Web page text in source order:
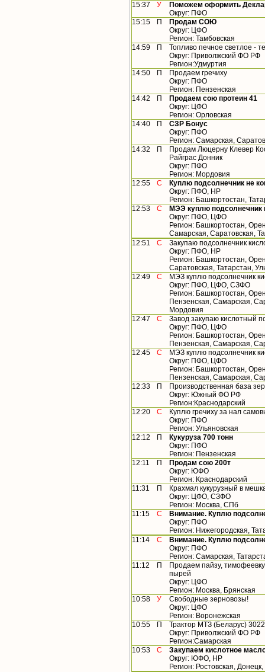
15:37
У
Поможем оформить
Округ: ПФО
15:15
П
Продам СОЮ
Округ: ЦФО
Регион: Тамбовская
14:59
П Топливо печное светлое -
Округ: Приволжский ФО РФ
Регион:Удмуртия
14:50
П
Продаем гречиху
Округ: ПФО
Регион: Пензенская
14:42
П
Продаем сою протеин 41
Округ: ЦФО
Регион: Орловская
14:40
П СЗР Бонус
Округ: ПФО
Регион: Самарская,
14:32
П
Продам Люцерну Клевер
Райграс Донник
Округ: ПФО
Регион: Мордовия
12:55
С
Куплю подсолнечник не
Округ: ПФО, НР
Регион: Башкортостан,
12:53
С
МЭЭ куплю подсолнечник
Округ: ПФО, ЦФО
Регион: Башкортостан,
Самарская, Саратовская,
12:51
С
Закупаю подсолнечник
Округ: ПФО, НР
Регион: Башкортостан,
Саратовская, Татарстан,
12:49
С
МЭЗ куплю подсолнечник
Округ: ПФО, ЦФО, СЗФО
Регион: Башкортостан,
Пензенская, Самарская,
Мордовия
12:47
С
Завод закупаю кислотный
Округ: ПФО, ЦФО
Регион: Башкортостан,
Пензенская, Самарская,
12:45
С
МЭЗ куплю подсолнечник
Округ: ПФО, ЦФО
Регион: Башкортостан,
Пензенская, Самарская,
12:33
П
Производственная база
Округ: Южный ФО РФ
Регион:Краснодарский
12:20
С
Куплю гречиху за нал
Округ: ПФО
Регион: Ульяновская
12:12
П
Кукуруза 700 тонн
Округ: ПФО
Регион: Пензенская
12:11
П
Продам сою 200т
Округ: ЮФО
Регион: Краснодарский
11:31
П
Крахмал кукурузный в
Округ: ЦФО, СЗФО
Регион: Москва, СПб
11:15
С
Внимание. Куплю
Округ: ПФО
Регион: Нижегородская,
11:14
С
Внимание. Куплю
Округ: ПФО
Регион: Самарская,
11:12
П
Продаем пайзу,
пырей
Округ: ЦФО
Регион: Москва, Брянская
10:58
У
Свободные зерновозы!
Округ: ЦФО
Регион: Воронежская
10:55
П Трактор МТЗ (Беларус)
Округ: Приволжский ФО РФ
Регион:Самарская
10:53
С
Закупаем кислотное
Округ: ЮФО, НР
Регион: Ростовская,